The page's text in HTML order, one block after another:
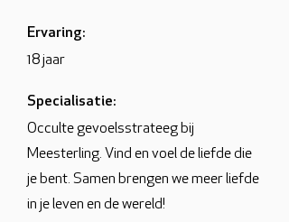
Ervaring:
18 jaar
Specialisatie:
Occulte gevoelsstrateeg bij
Meesterling. Vind en voel de liefde die
je bent. Samen brengen we meer liefde
in je leven en de wereld!